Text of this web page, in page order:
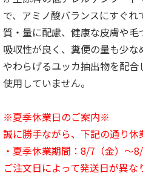
で、アミノ酸バランスにすぐ
質・量に配慮、健康な皮膚や
吸収性が良く、糞便の量も少
やわらげるユッカ抽出物を配
使用していません。
※夏季休業日のご案内※
誠に勝手ながら、下記の通り休
・夏季休業期間：8/7（金）～8/
ご注文日によって発送日が異な